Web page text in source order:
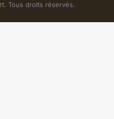
Tous droits réservés.